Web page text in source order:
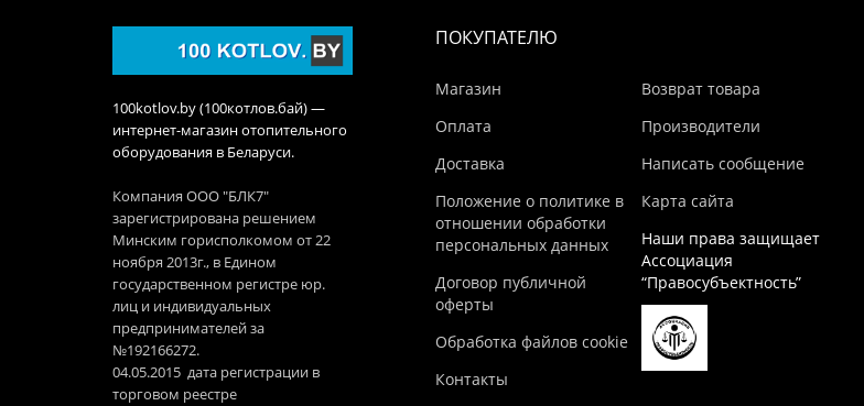
100kotlov.by (100котлов.бай) —
интернет-магазин отопительного
оборудования в Беларуси.
Компания ООО "БЛК7"
зарегистрирована решением
Минским горисполкомом от 22
ноября 2013г., в Едином
государственном регистре юр.
лиц и индивидуальных
предпринимателей за
№192166272.
04.05.2015 дата регистрации в
торговом реестре
ПОКУПАТЕЛЮ
Магазин
Оплата
Доставка
Положение о политике в
отношении обработки
персональных данных
Договор публичной
оферты
Обработка файлов cookie
Контакты
Возврат товара
Производители
Написать сообщение
Карта сайта
Наши права защищает
Ассоциация
“Правосубъектность”